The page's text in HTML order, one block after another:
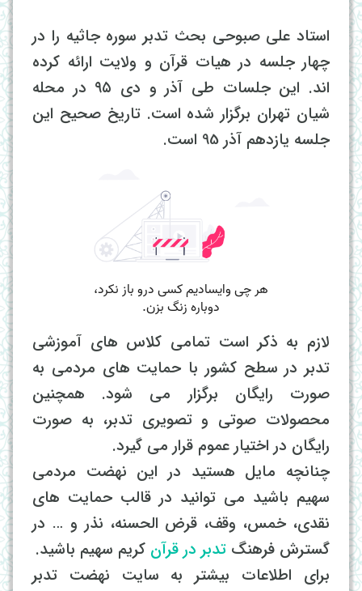
استاد علی صبوحی بحث تدبر سوره جاثیه را در
چهار جلسه در هیات قرآن و ولایت ارائه کرده
اند. این جلسات طی آذر و دی ۹۵ در محله
شیان تهران برگزار شده است. تاریخ صحیح این
جلسه یازدهم آذر 95 است.
لازم به ذکر است تمامی کلاس های آموزشی
تدبر در سطح کشور با حمایت های مردمی به
صورت رایگان برگزار می شود. همچنین
محصولات صوتی و تصویری تدبر، به صورت
رایگان در اختیار عموم قرار می گیرد.
چنانچه مایل هستید در این نهضت مردمی
سهیم باشید می توانید در قالب حمایت های
نقدی، خمس، وقف، قرض الحسنه، نذر و … در
گسترش فرهنگ تدبر در قرآن کریم سهیم باشید.
برای اطلاعات بیشتر به سایت نهضت تدبر